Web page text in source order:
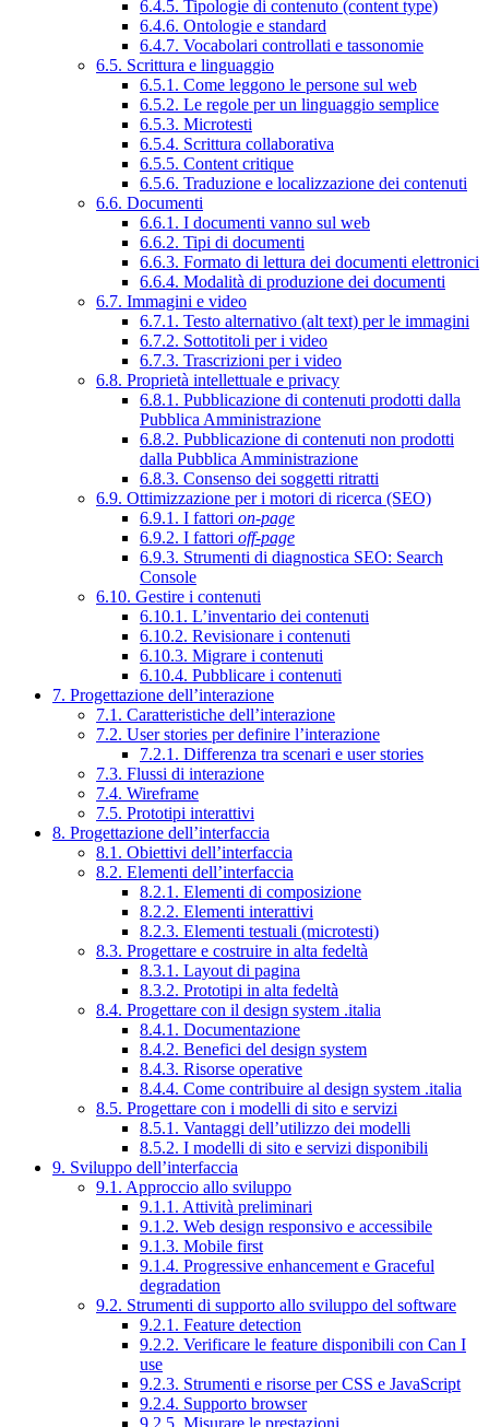
6.4.5. Tipologie di contenuto (content type)
6.4.6. Ontologie e standard
6.4.7. Vocabolari controllati e tassonomie
6.5. Scrittura e linguaggio
6.5.1. Come leggono le persone sul web
6.5.2. Le regole per un linguaggio semplice
6.5.3. Microtesti
6.5.4. Scrittura collaborativa
6.5.5. Content critique
6.5.6. Traduzione e localizzazione dei contenuti
6.6. Documenti
6.6.1. I documenti vanno sul web
6.6.2. Tipi di documenti
6.6.3. Formato di lettura dei documenti elettronici
6.6.4. Modalità di produzione dei documenti
6.7. Immagini e video
6.7.1. Testo alternativo (alt text) per le immagini
6.7.2. Sottotitoli per i video
6.7.3. Trascrizioni per i video
6.8. Proprietà intellettuale e privacy
6.8.1. Pubblicazione di contenuti prodotti dalla
Pubblica Amministrazione
6.8.2. Pubblicazione di contenuti non prodotti
dalla Pubblica Amministrazione
6.8.3. Consenso dei soggetti ritratti
6.9. Ottimizzazione per i motori di ricerca (SEO)
6.9.1. I fattori on-page
6.9.2. I fattori off-page
6.9.3. Strumenti di diagnostica SEO: Search
Console
6.10. Gestire i contenuti
6.10.1. L’inventario dei contenuti
6.10.2. Revisionare i contenuti
6.10.3. Migrare i contenuti
6.10.4. Pubblicare i contenuti
7. Progettazione dell’interazione
7.1. Caratteristiche dell’interazione
7.2. User stories per definire l’interazione
7.2.1. Differenza tra scenari e user stories
7.3. Flussi di interazione
7.4. Wireframe
7.5. Prototipi interattivi
8. Progettazione dell’interfaccia
8.1. Obiettivi dell’interfaccia
8.2. Elementi dell’interfaccia
8.2.1. Elementi di composizione
8.2.2. Elementi interattivi
8.2.3. Elementi testuali (microtesti)
8.3. Progettare e costruire in alta fedeltà
8.3.1. Layout di pagina
8.3.2. Prototipi in alta fedeltà
8.4. Progettare con il design system .italia
8.4.1. Documentazione
8.4.2. Benefici del design system
8.4.3. Risorse operative
8.4.4. Come contribuire al design system .italia
8.5. Progettare con i modelli di sito e servizi
8.5.1. Vantaggi dell’utilizzo dei modelli
8.5.2. I modelli di sito e servizi disponibili
9. Sviluppo dell’interfaccia
9.1. Approccio allo sviluppo
9.1.1. Attività preliminari
9.1.2. Web design responsivo e accessibile
9.1.3. Mobile first
9.1.4. Progressive enhancement e Graceful
degradation
9.2. Strumenti di supporto allo sviluppo del software
9.2.1. Feature detection
9.2.2. Verificare le feature disponibili con Can I
use
9.2.3. Strumenti e risorse per CSS e JavaScript
9.2.4. Supporto browser
9.2.5. Misurare le prestazioni